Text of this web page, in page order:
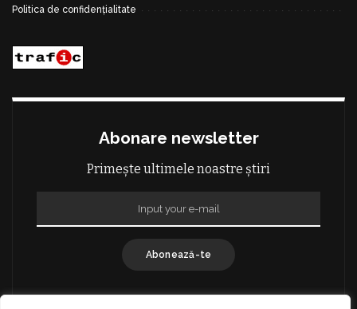
Politica de confidențialitate
Abonare newsletter
Primește ultimele noastre știri
Abonează-te